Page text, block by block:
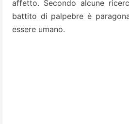
affetto. Secondo alcune
battito di palpebre è
essere umano.